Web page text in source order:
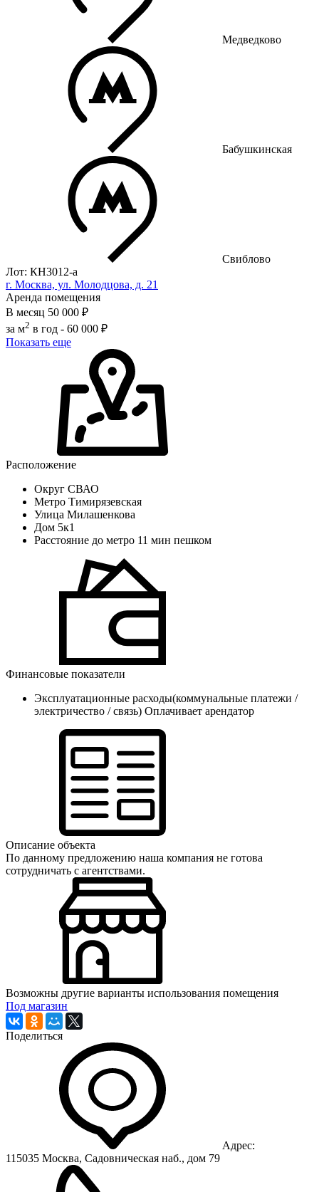
Медведково
Бабушкинская
Свиблово
Лот: КН3012-a
г. Москва, ул. Молодцова, д. 21
Аренда помещения
В месяц 50 000 ₽
за м2 в год - 60 000 ₽
Показать еще
Расположение
Округ СВАО
Метро Тимирязевская
Улица Милашенкова
Дом 5к1
Расстояние до метро 11 мин пешком
Финансовые показатели
Эксплуатационные расходы(коммунальные платежи /
электричество / связь) Оплачивает арендатор
Описание объекта
По данному предложению наша компания не готова
сотрудничать с агентствами.
Возможны другие варианты использования помещения
Под магазин
Поделиться
Адрес:
115035 Москва, Садовническая наб., дом 79